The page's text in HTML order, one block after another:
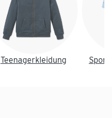
Teenagerkleidung